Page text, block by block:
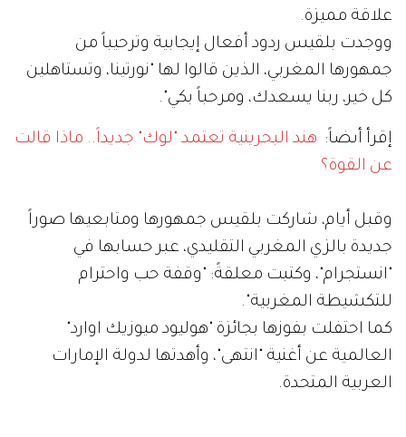
علاقة مميزة.
ووجدت بلقيس ردود أفعال إيجابية وترحيباً من
جمهورها المغربي، الذين قالوا لها "نورتينا، وتستاهلين
كل خير، ربنا يسعدك، ومرحباً بكي".
إقرأ أىضاً: هند البحرينية تعتمد "لوك" جديداً.. ماذا قالت
عن القوة؟
وقبل أيام، شاركت بلقيس جمهورها ومتابعيها صوراً
جديدة بالزي المغربي التقليدي، عبر حسابها في
"انستجرام"، وكتبت معلقةً: "وقفة حب واحترام
للتكشيطة المغربية".
كما احتفلت بفوزها بجائزة "هوليود ميوزيك اوارد"
العالمية عن أغنية "انتهى"، وأهدتها لدولة الإمارات
العربية المتحدة.